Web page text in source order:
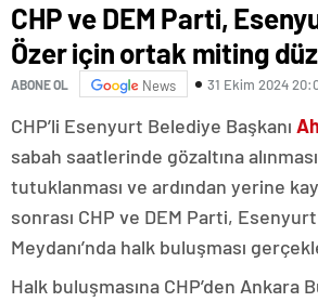
CHP ve DEM Parti,
Özer için ortak miting
ABONE OL News 31 Ekim 2024
CHP’li Esenyurt Belediye Başkanı
sabah saatlerinde gözaltına
tutuklanması ve ardından yerine
sonrası CHP ve DEM Parti,
Meydanı’nda halk buluşması
Halk buluşmasına CHP’den Ankara